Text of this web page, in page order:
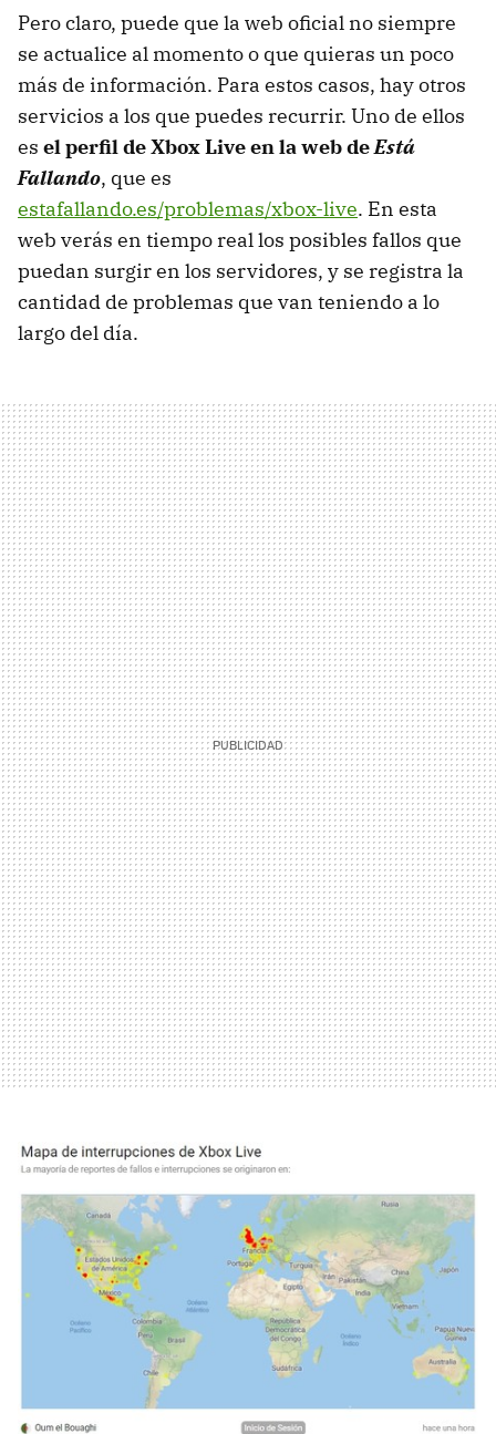
Pero claro, puede que la web oficial no siempre
se actualice al momento o que quieras un poco
más de información. Para estos casos, hay otros
servicios a los que puedes recurrir. Uno de ellos
es el perfil de Xbox Live en la web deEstá
Fallando, que es
estafallando.es/problemas/xbox-live. En esta
web verás en tiempo real los posibles fallos que
puedan surgir en los servidores, y se registra la
cantidad de problemas que van teniendo a lo
largo del día.